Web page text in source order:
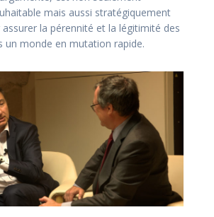
mais aussi stratégiquement
la pérennité et la légitimité des
un monde en mutation rapide.